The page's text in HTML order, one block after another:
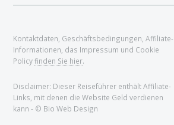
Kontaktdaten, Geschäftsbedingungen, Affiliate-
Informationen, das Impressum und Cookie
Policyfinden Sie hier.
Disclaimer: Dieser Reiseführer enthält Affiliate-
Links, mit denen die Website Geld verdienen
kann - © Bio Web Design